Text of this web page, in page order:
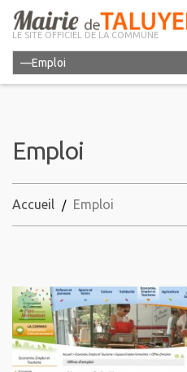
LE SITE OFFICIEL DE LA COMMUNE
Emploi
Accueil Emploi